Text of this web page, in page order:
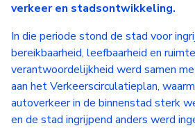
verkeer en stadsontwikkeling.
In die periode stond de stad voor
bereikbaarheid, leefbaarheid en
verantwoordelijkheid werd samen
aan het Verkeerscirculatieplan,
autoverkeer in de binnenstad sterk
en de stad ingrijpend anders werd